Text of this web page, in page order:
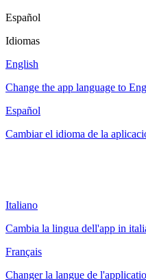
Español
Idiomas
English
Change the app language to
Español
Cambiar el idioma de la
Italiano
Cambia la lingua dell'app in
Français
Changer la langue de